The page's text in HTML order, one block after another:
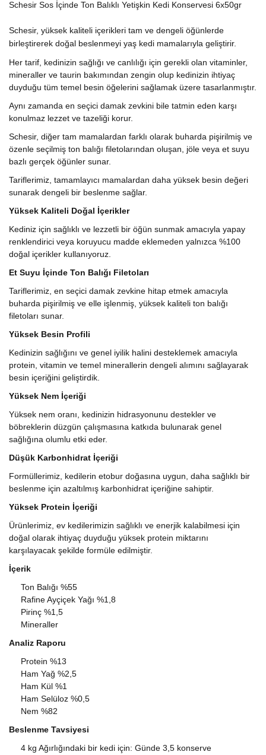
Schesir Sos İçinde Ton Balıklı Yetişkin Kedi Konservesi 6x50gr
Schesir, yüksek kaliteli içerikleri tam ve dengeli öğünlerde
birleştirerek doğal beslenmeyi yaş kedi mamalarıyla geliştirir.
Her tarif, kedinizin sağlığı ve canlılığı için gerekli olan vitaminler,
mineraller ve taurin bakımından zengin olup kedinizin ihtiyaç
duyduğu tüm temel besin öğelerini sağlamak üzere tasarlanmıştır.
Aynı zamanda en seçici damak zevkini bile tatmin eden karşı
konulmaz lezzet ve tazeliği korur.
Schesir, diğer tam mamalardan farklı olarak buharda pişirilmiş ve
özenle seçilmiş ton balığı filetolarından oluşan, jöle veya et suyu
bazlı gerçek öğünler sunar.
Tariflerimiz, tamamlayıcı mamalardan daha yüksek besin değeri
sunarak dengeli bir beslenme sağlar.
Yüksek Kaliteli Doğal İçerikler
Kediniz için sağlıklı ve lezzetli bir öğün sunmak amacıyla yapay
renklendirici veya koruyucu madde eklemeden yalnızca %100
doğal içerikler kullanıyoruz.
Et Suyu İçinde Ton Balığı Filetoları
Tariflerimiz, en seçici damak zevkine hitap etmek amacıyla
buharda pişirilmiş ve elle işlenmiş, yüksek kaliteli ton balığı
filetoları sunar.
Yüksek Besin Profili
Kedinizin sağlığını ve genel iyilik halini desteklemek amacıyla
protein, vitamin ve temel minerallerin dengeli alımını sağlayarak
besin içeriğini geliştirdik.
Yüksek Nem İçeriği
Yüksek nem oranı, kedinizin hidrasyonunu destekler ve
böbreklerin düzgün çalışmasına katkıda bulunarak genel
sağlığına olumlu etki eder.
Düşük Karbonhidrat İçeriği
Formüllerimiz, kedilerin etobur doğasına uygun, daha sağlıklı bir
beslenme için azaltılmış karbonhidrat içeriğine sahiptir.
Yüksek Protein İçeriği
Ürünlerimiz, ev kedilerimizin sağlıklı ve enerjik kalabilmesi için
doğal olarak ihtiyaç duyduğu yüksek protein miktarını
karşılayacak şekilde formüle edilmiştir.
İçerik
Ton Balığı %55
Rafine Ayçiçek Yağı %1,8
Pirinç %1,5
Mineraller
Analiz Raporu
Protein %13
Ham Yağ %2,5
Ham Kül %1
Ham Selüloz %0,5
Nem %82
Beslenme Tavsiyesi
4 kg Ağırlığındaki bir kedi için: Günde 3,5 konserve